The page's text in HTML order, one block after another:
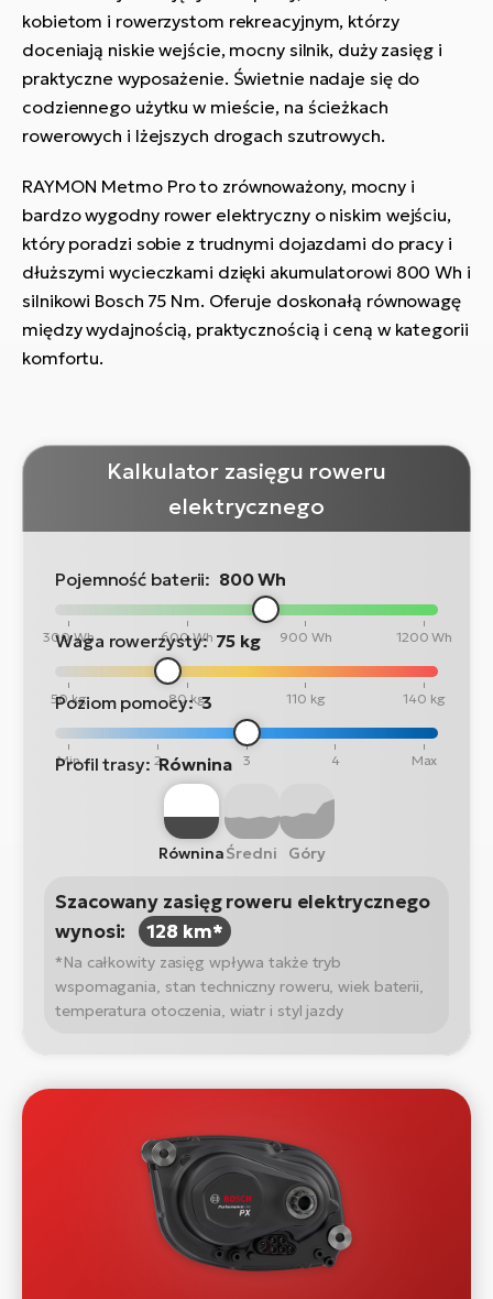
kobietom i rowerzystom rekreacyjnym, którzy
doceniają niskie wejście, mocny silnik, duży zasięg i
praktyczne wyposażenie. Świetnie nadaje się do
codziennego użytku w mieście, na ścieżkach
rowerowych i lżejszych drogach szutrowych.
RAYMON Metmo Pro to zrównoważony, mocny i
bardzo wygodny rower elektryczny o niskim wejściu,
który poradzi sobie z trudnymi dojazdami do pracy i
dłuższymi wycieczkami dzięki akumulatorowi 800 Wh i
silnikowi Bosch 75 Nm. Oferuje doskonałą równowagę
między wydajnością, praktycznością i ceną w kategorii
komfortu.
Kalkulator zasięgu roweru
elektrycznego
Pojemność baterii: 800 Wh
300 Wh 600 Wh 900 Wh 1200 Wh
Waga rowerzysty: 75 kg
50 kg 80 kg 110 kg 140 kg
Poziom pomocy: 3
Min 2 3 4 Max
Profil trasy: Równina
RówninaŚredni Góry
Szacowany zasięg roweru elektrycznego
wynosi:
128 km*
*Na całkowity zasięg wpływa także tryb
wspomagania, stan techniczny roweru, wiek baterii,
temperatura otoczenia, wiatr i styl jazdy